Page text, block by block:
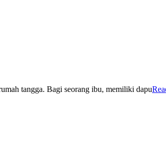
tangga. Bagi seorang ibu, memiliki dapu